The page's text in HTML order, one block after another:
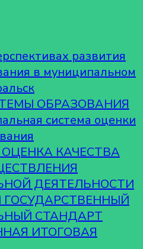
развития
в муниципальном
ОБРАЗОВАНИЯ
система оценки
КАЧЕСТВА
ДЕЯТЕЛЬНОСТИ
СТАНДАРТ
ИТОГОВАЯ